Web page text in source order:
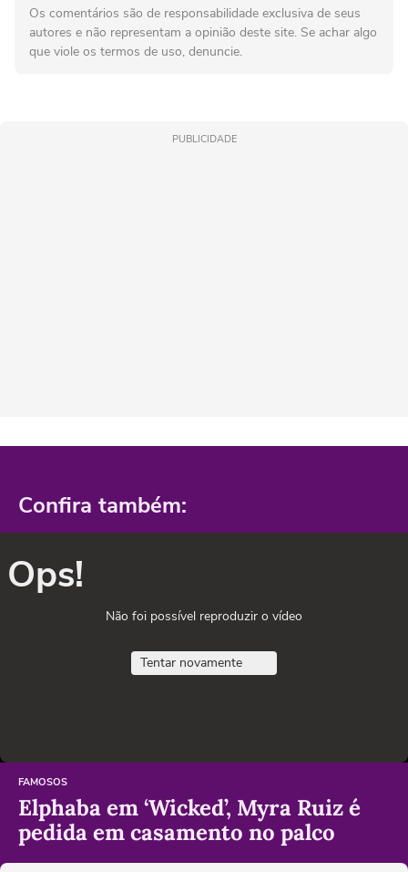
Os comentários são de responsabilidade exclusiva de seus
autores e não representam a opinião deste site. Se achar algo
que viole os termos de uso, denuncie.
PUBLICIDADE
Confira também:
Ops!
Não foi possível reproduzir o vídeo
Tentar novamente
FAMOSOS
Elphaba em ‘Wicked’, Myra Ruiz é
pedida em casamento no palco